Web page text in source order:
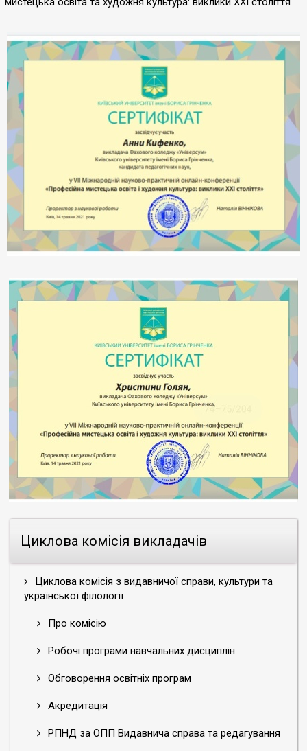
Циклова комісія викладачів
Циклова комісія з видавничої справи, культури та
української філології
Про комісію
Робочі програми навчальних дисциплін
Обговорення освітніх програм
Акредитація
РПНД за ОПП Видавнича справа та редагування